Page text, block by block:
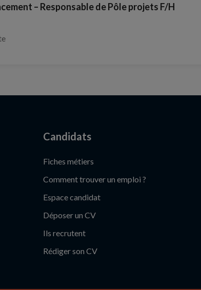
– Responsable de Pôle projets F/H
Candidats
Fiches métiers
Comment trouver un emploi ?
Espace candidat
Déposer un CV
Ils recrutent
Rédiger son CV